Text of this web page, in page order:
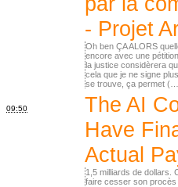
- Projet
Oh ben ÇA ALORS
encore avec une
la justice considèrera
cela que je ne signe
se trouve, ça permet
09:50
The AI
Have
Actual
1,5 milliards de dollars.
faire cesser son procès